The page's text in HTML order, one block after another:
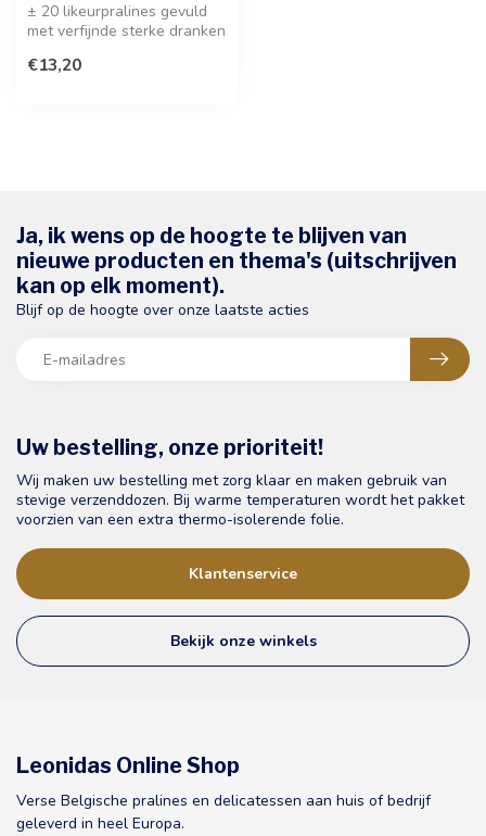
± 20 likeurpralines gevuld
met verfijnde sterke dranken
€13,20
Uw bestelling, onze prioriteit!
Wij maken uw bestelling met zorg klaar en maken gebruik van
stevige verzenddozen. Bij warme temperaturen wordt het pakket
voorzien van een extra thermo-isolerende folie.
Klantenservice
Bekijk onze winkels
Ja, ik wens op de hoogte te blijven van
nieuwe producten en thema's (uitschrijven
kan op elk moment).
Blijf op de hoogte over onze laatste acties
Leonidas Online Shop
Verse Belgische pralines en delicatessen aan huis of bedrijf
geleverd in heel Europa.